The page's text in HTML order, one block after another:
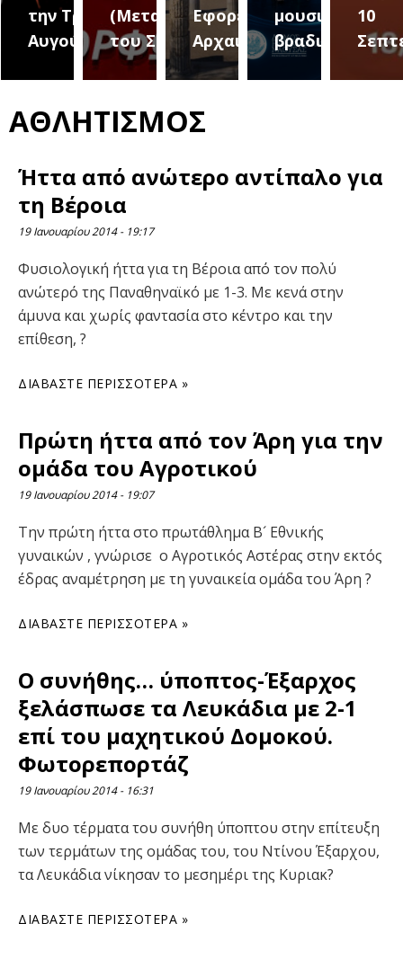
2
την Τρίτη 18
Αυγούστου
(Μεταμόρφωση
του Σωτήρος)
Εφορεία
Αρχαιοτήτων
μουσική
βραδιά
10
ΑΘΛΗΤΙΣΜΟΣ
Ήττα από ανώτερο αντίπαλο για
τη Βέροια
19 Ιανουαρίου 2014 19:17
Φυσιολογική ήττα για τη Βέροια από τον πολύ
ανώτερό της Παναθηναϊκό με 1-3. Με κενά στην
άμυνα και χωρίς φαντασία στο κέντρο και την
επίθεση, ?
ΔΙΑΒΆΣΤΕ ΠΕΡΙΣΣΌΤΕΡΑ »
Πρώτη ήττα από τον Άρη για την
ομάδα του Αγροτικού
19 Ιανουαρίου 2014 19:07
Την πρώτη ήττα στο πρωτάθλημα Β´ Εθνικής
γυναικών , γνώρισε ο Αγροτικός Αστέρας στην εκτός
έδρας αναμέτρηση με τη γυναικεία ομάδα του Άρη ?
ΔΙΑΒΆΣΤΕ ΠΕΡΙΣΣΌΤΕΡΑ »
O συνήθης… ύποπτος-Έξαρχος
ξελάσπωσε τα Λευκάδια με 2-1
επί του μαχητικού Δομοκού.
Φωτορεπορτάζ
19 Ιανουαρίου 2014 16:31
Με δυο τέρματα του συνήθη ύποπτου στην επίτευξη
των τερμάτων της ομάδας του, του Ντίνου Έξαρχου,
τα Λευκάδια νίκησαν το μεσημέρι της Κυριακ?
ΔΙΑΒΆΣΤΕ ΠΕΡΙΣΣΌΤΕΡΑ »